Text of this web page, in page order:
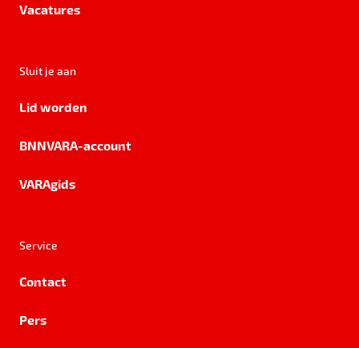
Vacatures
Sluit je aan
Lid worden
BNNVARA-account
VARAgids
Service
Contact
Pers